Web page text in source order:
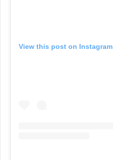
View this post on Instagram